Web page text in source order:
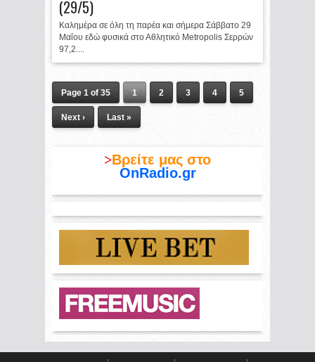
(29/5)
Καλημέρα σε όλη τη παρέα και σήμερα Σάββατο 29
Μαΐου εδώ φυσικά στο Αθλητικό Metropolis Σερρών
97,2....
Page 1 of 35 1 2 3 4 5
Next › Last »
>Βρείτε μας στο
OnRadio.gr